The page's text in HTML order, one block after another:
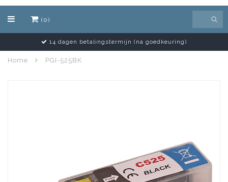
(0)
14 dagen betalingstermijn (na goedkeuring)
Home PGI-525BK